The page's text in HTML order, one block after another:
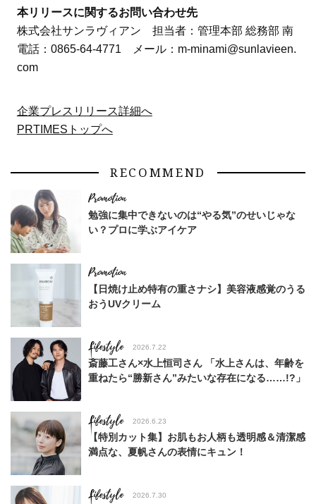
本リリースに関するお問い合わせ先
株式会社サンラヴィアン 担当者：管理本部 総務部 南
電話：0865-64-4771 メール：m-minami@sunlavieen.
com
企業プレスリリース詳細へ
PRTIMESトップへ
RECOMMEND
勉強に集中できないのは“やる気”のせいじゃな
い？プロに学ぶアイケア
【日焼け止め特有の重さナシ】美容液感覚のうる
おうUVクリーム
Lifestyle 2026.7.22
斎藤工さん×水上恒司さん 「水上さんは、年齢を
重ねたら“勝新さん”みたいな存在になる……!?」
Lifestyle 2026.6.23
【特別カット集】お肌もお人柄も透明感＆清潔感
満点な、夏帆さんの表情にキュン！
Lifestyle 2026.7.30